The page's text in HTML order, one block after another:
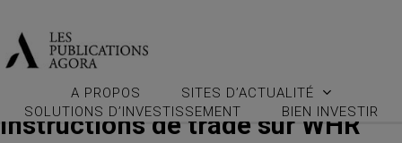
main
A PROPOS
SITES D’ACTUALITÉ
SOLUTIONS D’INVESTISSEMENT
BIEN INVESTIR
Instructions de trade sur WHR